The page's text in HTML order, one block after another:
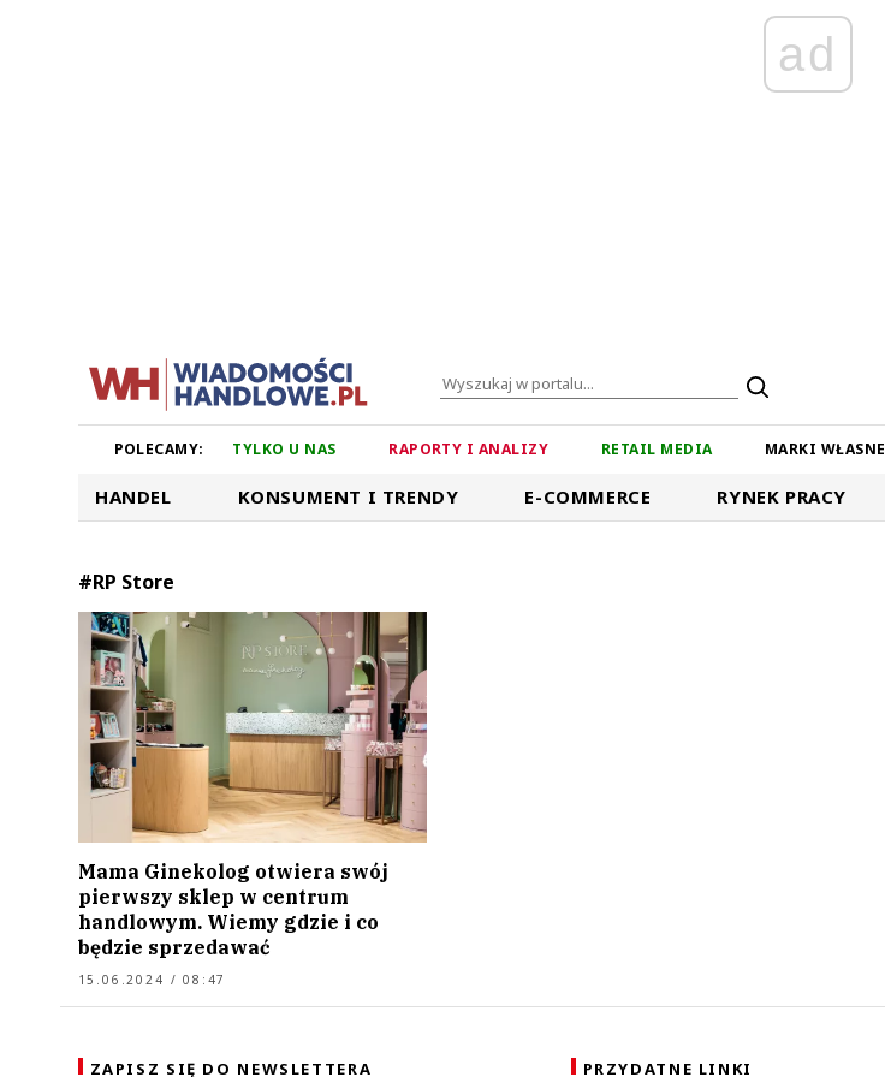
ad
POLECAMY: TYLKO U NAS RAPORTY I ANALIZY RETAIL MEDIA MARKI WŁASNE
HANDEL KONSUMENT I TRENDY E-COMMERCE RYNEK PRACY
#RP Store
Mama Ginekolog otwiera swój
pierwszy sklep w centrum
handlowym. Wiemy gdzie i co
będzie sprzedawać
15.06.2024 / 08:47
ZAPISZ SIĘ DO NEWSLETTERA PRZYDATNE LINKI